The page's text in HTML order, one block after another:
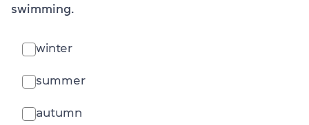
swimming.
winter
summer
autumn